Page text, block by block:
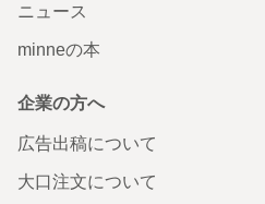
ニュース
minneの本
企業の方へ
広告出稿について
大口注文について